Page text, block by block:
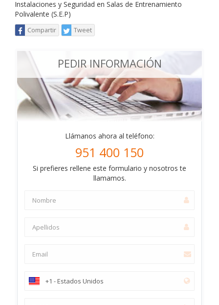
Instalaciones y Seguridad en Salas de Entrenamiento
Polivalente (S.E.P)
Compartir Tweet
PEDIR INFORMACIÓN
Llámanos ahora al teléfono:
951 400 150
Si prefieres rellene este formulario y nosotros te
llamamos.